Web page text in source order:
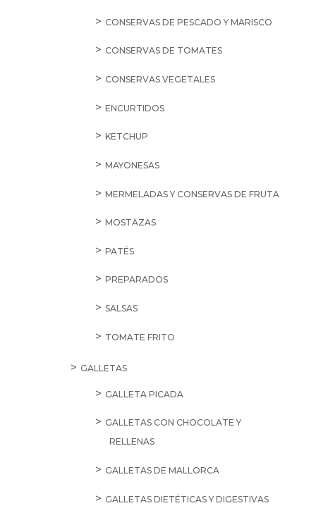
CONSERVAS DE PESCADO Y MARISCO
CONSERVAS DE TOMATES
CONSERVAS VEGETALES
ENCURTIDOS
KETCHUP
MAYONESAS
MERMELADAS Y CONSERVAS DE FRUTA
MOSTAZAS
PATÉS
PREPARADOS
SALSAS
TOMATE FRITO
GALLETAS
GALLETA PICADA
GALLETAS CON CHOCOLATE Y
RELLENAS
GALLETAS DE MALLORCA
GALLETAS DIETÉTICAS Y DIGESTIVAS